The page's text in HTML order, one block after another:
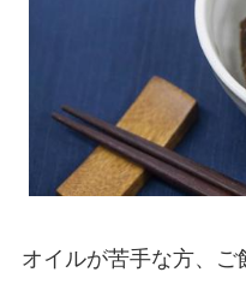
オイルが苦手な方、